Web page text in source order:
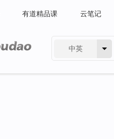
有道精品课 云笔记
中英